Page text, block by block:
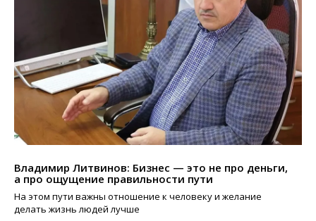
Владимир Литвинов: Бизнес — это не про деньги,
а про ощущение правильности пути
На этом пути важны отношение к человеку и желание
делать жизнь людей лучше